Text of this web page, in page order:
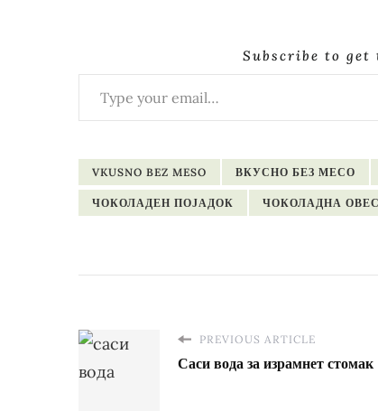
Subscribe to
Type your email…
VKUSNO BEZ MESO ВКУСНО БЕЗ МЕСО
ЧОКОЛАДЕН ПОЈАДОК ЧОКОЛАДНА
PREVIOUS ARTICLE
Саси вода за израмнет стомак